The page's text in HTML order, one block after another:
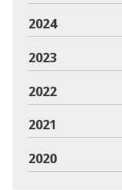
2024
2023
2022
2021
2020